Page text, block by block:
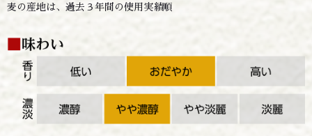
麦の産地は、過去３年間の使用実績順